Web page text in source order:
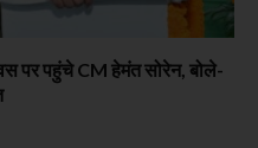
पर पहुंचे CM हेमंत सोरेन, बोले-